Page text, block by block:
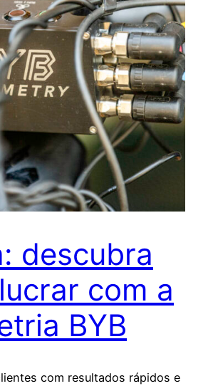
descubra
com a
BYB
com resultados rápidos e